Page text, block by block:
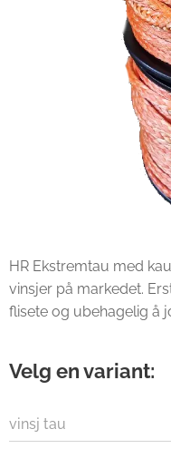
HR Ekstremtau med
vinsjer på markedet.
flisete og ubehagelig å
Velg en variant:
vinsj tau